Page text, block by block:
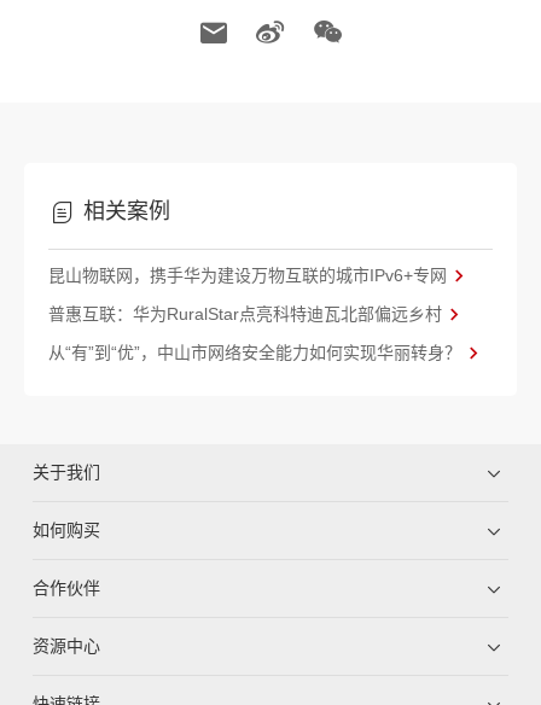
相关案例
昆山物联网，携手华为建设万物互联的城市IPv6+专网
普惠互联：华为RuralStar点亮科特迪瓦北部偏远乡村
从“有”到“优”，中山市网络安全能力如何实现华丽转身？
关于我们
如何购买
合作伙伴
资源中心